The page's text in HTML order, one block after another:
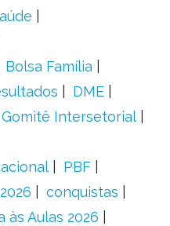
Bolsa Família
DME
Gomitê Intersetorial
PBF
2026
conquistas
às Aulas 2026